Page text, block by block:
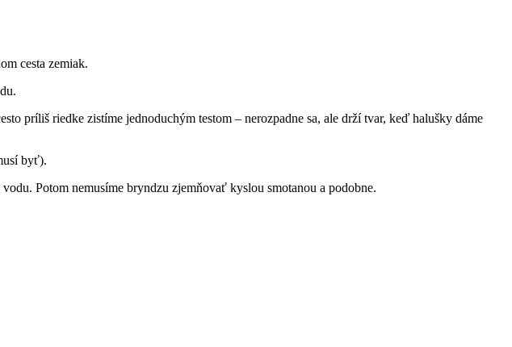
cesta zemiak.
príliš riedke zistíme jednoduchým testom – nerozpadne sa, ale drží tvar, keď halušky dáme
byť).
Potom nemusíme bryndzu zjemňovať kyslou smotanou a podobne.